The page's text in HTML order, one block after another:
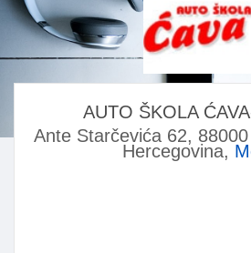
AUTO ŠKOLA
Ante Starčevića 62,
Hercegovina,